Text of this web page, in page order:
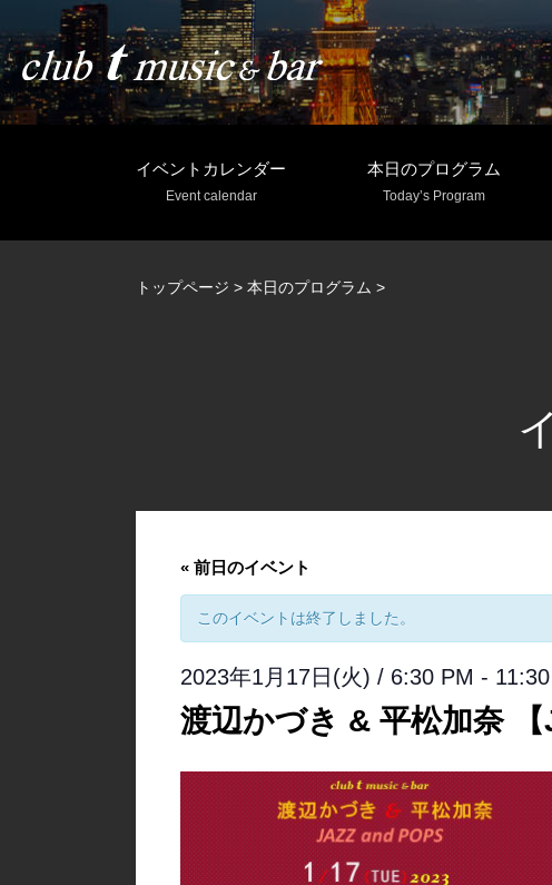
イベントカレンダー
Event calendar
本日のプログラム
Today’s Program
トップページ > 本日のプログラム >
« 前日のイベント
このイベントは終了しました。
2023年1月17日(火) / 6:30 PM -
渡辺かづき & 平松加奈 【